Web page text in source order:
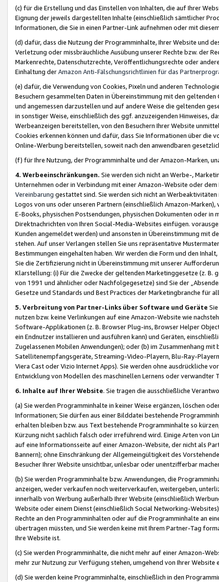
(c) für die Erstellung und das Einstellen von Inhalten, die auf Ihrer
Eignung der jeweils dargestellten Inhalte (einschließlich sämtlicher
Informationen, die Sie in einen Partner-Link aufnehmen oder mit
(d) dafür, dass die Nutzung der Programminhalte, Ihrer Website und
Verletzung oder missbräuchliche Ausübung unserer Rechte bzw. der
Markenrechte, Datenschutzrechte, Veröffentlichungsrechte oder
Einhaltung derAmazon Anti-Fälschungsrichtlinien für das
(e) dafür, die Verwendung von Cookies, Pixeln und anderen
Besuchern gesammelten Daten in Übereinstimmung mit den
und angemessen darzustellen und auf andere Weise die geltenden
in sonstiger Weise, einschließlich des ggf. anzuzeigenden Hinweises,
Werbeanzeigen bereitstellen, von den Besuchern Ihrer Website
Cookies erkennen können und dafür, dass Sie Informationen über die
Online-Werbung bereitstellen, soweit nach den anwendbaren
(f) für Ihre Nutzung, der Programminhalte und der Amazon-Marken,
4. Werbeeinschränkungen. Sie werden sich nicht an Werbe-,
Unternehmen oder in Verbindung mit einer Amazon-Website oder
Vereinbarung gestattet sind. Sie werden sich nicht an
Logos von uns oder unseren Partnern (einschließlich Amazon-
E-Books, physischen Postsendungen, physischen Dokumenten oder in
Direktnachrichten von Ihren Social-Media-Websites einfügen.
Kunden angemeldet werden) und ansonsten in Übereinstimmung mit
stehen. Auf unser Verlangen stellen Sie uns repräsentative
Bestimmungen eingehalten haben. Wir werden die Form und den
Sie die Zertifizierung nicht in Übereinstimmung mit unserer
Klarstellung: (i) Für die Zwecke der geltenden Marketinggesetze (z. B.
von 1991 und ähnlicher oder Nachfolgegesetze) sind Sie der
Gesetze und Standards und Best Practices der Marketingbranche für
5. Verbreitung von Partner-Links über Software und Geräte
nutzen bzw. keine Verlinkungen auf eine Amazon-Website wie
Software-Applikationen (z. B. Browser Plug-ins, Browser Helper
ein Endnutzer installieren und ausführen kann) und Geräten,
Zugelassenen Mobilen Anwendungen); oder (b) im Zusammenhang
Satellitenempfangsgeräte, Streaming-Video-Playern, Blu-Ray-
Viera Cast oder Vizio Internet Apps). Sie werden ohne ausdrückliche
Entwicklung von Modellen des maschinellen Lernens oder
6. Inhalte auf Ihrer Website. Sie tragen die ausschließliche
(a) Sie werden Programminhalte in keiner Weise ergänzen, löschen
Informationen; Sie dürfen aus einer Bilddatei bestehende
erhalten bleiben bzw. aus Text bestehende Programminhalte so
Kürzung nicht sachlich falsch oder irreführend wird. Einige Arten von
auf eine Informationsseite auf einer Amazon-Website, der nicht als
Bannern); ohne Einschränkung der Allgemeingültigkeit des
Besucher Ihrer Website unsichtbar, unlesbar oder unentzifferbar
(b) Sie werden Programminhalte bzw. Anwendungen, die
anzeigen, weder verkaufen noch weiterverkaufen, weitergeben,
innerhalb von Werbung außerhalb Ihrer Website (einschließlich
Website oder einem Dienst (einschließlich Social Networking-
Rechte an den Programminhalten oder auf die Programminhalte an
übertragen müssten, und Sie werden keine mit Ihrem Partner-Tag
Ihre Website ist.
(c) Sie werden Programminhalte, die nicht mehr auf einer Amazon-
mehr zur Nutzung zur Verfügung stehen, umgehend von Ihrer
(d) Sie werden keine Programminhalte, einschließlich in den